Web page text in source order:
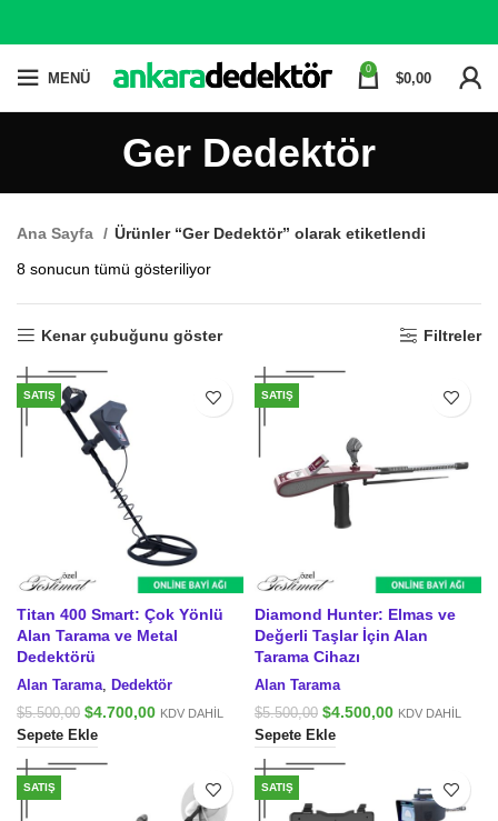
MENÜ
0
$0,00
Ger Dedektör
Ana Sayfa
Ürünler “Ger Dedektör” olarak etiketlendi
8 sonucun tümü gösteriliyorEn
sıralandı
Kenar çubuğunu göster Filtreler
SATIŞ
Titan 400 Smart: Çok Yönlü
Alan Tarama ve Metal
Dedektörü
Alan Tarama, Dedektör
$5.500,00 Orijinal
fiyat:
$5.500,00.
$4.700,00Şu
KDV DAHİL
Sepete Ekle
SATIŞ
Diamond Hunter: Elmas ve
Değerli Taşlar İçin Alan
Tarama Cihazı
Alan Tarama
$5.500,00 Orijinal
fiyat:
$5.500,00.
$4.500,00Şu
KDV DAHİL
Sepete Ekle
SATIŞ SATIŞ